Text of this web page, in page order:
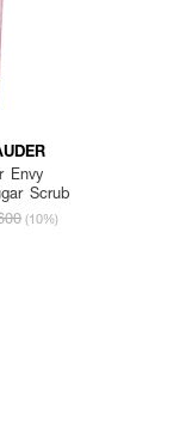
Envy
Scrub
(10%)